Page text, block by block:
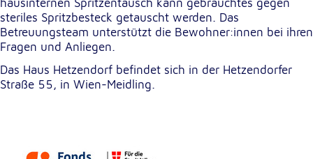
steriles Spritzbesteck getauscht werden. Das
Betreuungsteam unterstützt die Bewohner:innen bei ihren
Fragen und Anliegen.
Das Haus Hetzendorf befindet sich in der Hetzendorfer
Straße 55, in Wien-Meidling.